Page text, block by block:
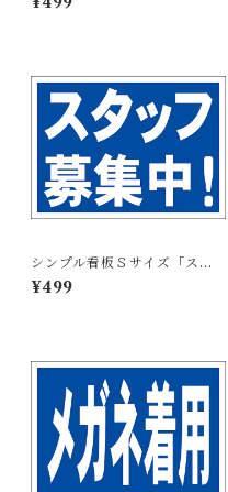
シンプル看板Ｓサイズ「スタ
ッフ募集中」【工場・現場】
屋外可
¥499